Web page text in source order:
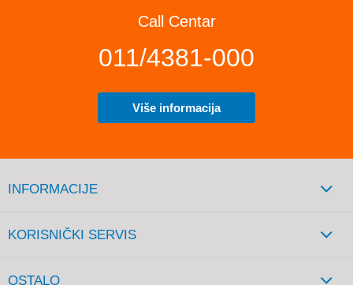
Call Centar
011/4381-000
Više informacija
INFORMACIJE
KORISNIČKI SERVIS
OSTALO